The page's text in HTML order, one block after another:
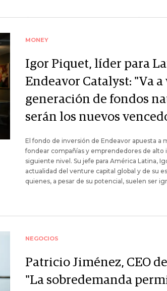
MONEY
Igor Piquet, líder para
Endeavor Catalyst: "Va
generación de fondos
serán los nuevos
El fondo de inversión de Endeavor apuesta a
fondear compañías y emprendedores de alto
siguiente nivel. Su jefe para América Latina,
actualidad del venture capital global y de su
quienes, a pesar de su potencial, suelen ser
NEGOCIOS
Patricio Jiménez, CEO
"La sobredemanda